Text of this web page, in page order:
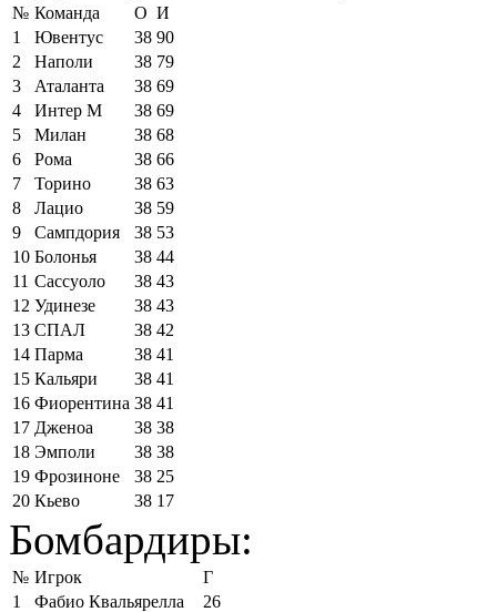
№ Команда О И
1
Ювентус 38 90
2
Наполи 38 79
3
Аталанта 38 69
4
Интер М 38 69
5
Милан 38 68
6
Рома 38 66
7
Торино 38 63
8
Лацио 38 59
9
Сампдория 38 53
10 Болонья 38 44
11 Сассуоло 38 43
12 Удинезе 38 43
13 СПАЛ 38 42
14 Парма 38 41
15 Кальяри 38 41
16 Фиорентина 38 41
17 Дженоа 38 38
18 Эмполи 38 38
19 Фрозиноне 38 25
20 Кьево 38 17
Бомбардиры:
№ Игрок
Г
1
Фабио Квальярелла
26